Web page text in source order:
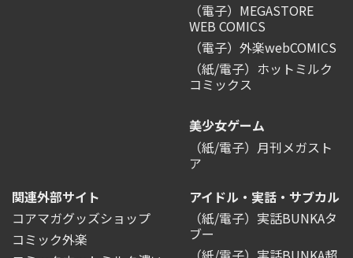
（電子）MEGASTORE
WEB COMICS
（電子）外楽webCOMICS
（紙/電子）ホットミルク
コミックス
美少女ゲーム
（紙/電子）月刊メガスト
ア
関連外部サイト
コアマガグッズショップ
コミック外楽
アイドル・実話・サブカル
（紙/電子）実話BUNKAタ
ブー